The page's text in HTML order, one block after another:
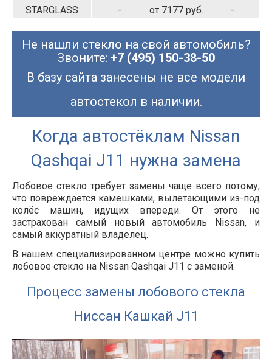
STARGLASS
- от 7177 руб. -
Не нашли стекло на свой автомобиль?
Звоните: +7 (495) 150-38-50
В базу сайта занесены не все модели
автостекол в наличии.
Когда автостёклам Nissan
Qashqai J11 нужна замена
Лобовое стекло требует замены чаще всего потому,
что повреждается камешками, вылетающими из-под
колёс машин, идущих впереди. От этого не
застрахован самый новый автомобиль Nissan, и
самый аккуратный владелец.
В нашем специализированном центре можно купить
лобовое стекло на Nissan Qashqai J11 с заменой.
Процесс замены лобового стекла
Ниссан Кашкай J11